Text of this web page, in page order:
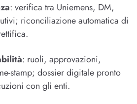
: verifica tra Uniemens, DM,
riconciliazione automatica di
: ruoli, approvazioni,
stamp; dossier digitale pronto
con gli enti.